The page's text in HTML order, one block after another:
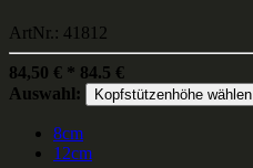
ArtNr.: 41812
84,50 € * 84.5 €
Auswahl:
Kopfstützenhöhe wählen
8cm
12cm